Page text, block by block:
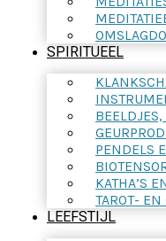
SPIRITUEEL
PENDELS
KATHA’S
TAROT- EN
LEEFSTIJL